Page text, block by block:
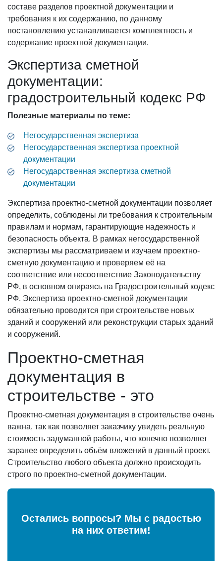
составе разделов проектной документации и
требования к их содержанию, по данному
постановлению устанавливается комплектность и
содержание проектной документации.
Экспертиза сметной
документации:
градостроительный кодекс РФ
Полезные материалы по теме:
Негосударственная экспертиза
Негосударственная экспертиза проектной
документации
Негосударственная экспертиза сметной
документации
Экспертиза проектно-сметной документации позволяет
определить, соблюдены ли требования к строительным
правилам и нормам, гарантирующие надежность и
безопасность объекта. В рамках негосударственной
экспертизы мы рассматриваем и изучаем проектно-
сметную документацию и проверяем её на
соответствие или несоответствие Законодательству
РФ, в основном опираясь на Градостроительный кодекс
РФ. Экспертиза проектно-сметной документации
обязательно проводится при строительстве новых
зданий и сооружений или реконструкции старых зданий
и сооружений.
Проектно-сметная
документация в
строительстве - это
Проектно-сметная документация в строительстве очень
важна, так как позволяет заказчику увидеть реальную
стоимость задуманной работы, что конечно позволяет
заранее определить объём вложений в данный проект.
Строительство любого объекта должно происходить
строго по проектно-сметной документации.
Остались вопросы? Мы с радостью
на них ответим!